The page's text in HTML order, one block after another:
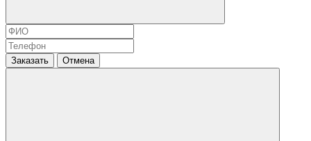
Заказать Отмена